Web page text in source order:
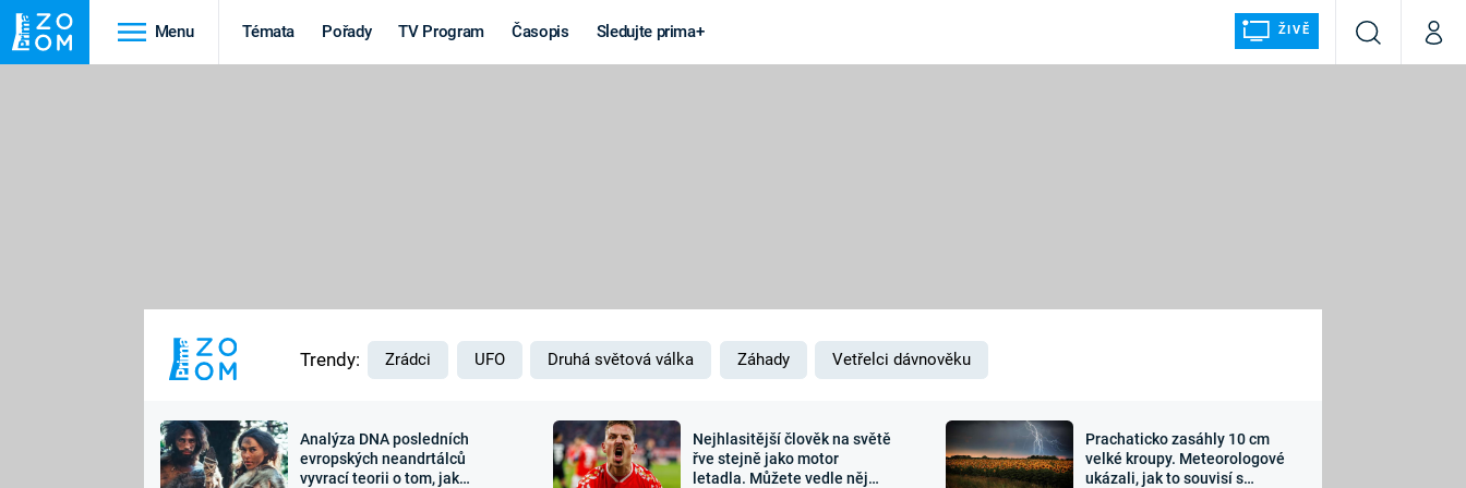
Menu Témata Pořady TV Program Časopis Sledujte prima+ ŽIVĚ
VyhledáváníMůj
MARS
Výročí
Záhady a
Zajímavosti Sledujte nás
Trendy: Zrádci UFO Druhá světová válka Záhady Vetřelci dávnověku
Analýza DNA posledních
evropských neandrtálců
vyvrací teorii o tom, jak
Nejhlasitější člověk na světě
řve stejně jako motor
letadla. Můžete vedle něj
Prachaticko zasáhly 10 cm
velké kroupy. Meteorologové
ukázali, jak to souvisí s